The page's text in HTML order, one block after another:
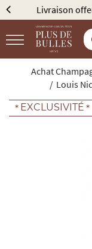
offerte en relais
Achat
Louis
EXCLUSIVITÉ